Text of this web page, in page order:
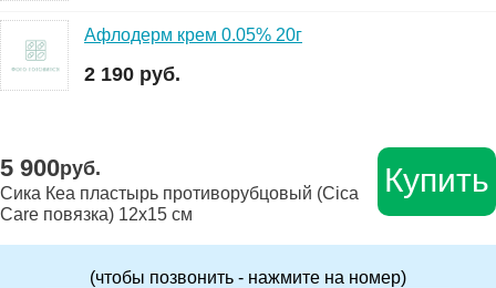
Афлодерм крем 0.05% 20г
2 190 руб.
5 900руб.
Сика Кеа пластырь противорубцовый (Cica
Care повязка) 12х15 см
Купить
(чтобы позвонить - нажмите на номер)